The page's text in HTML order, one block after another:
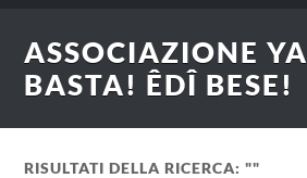
ASSOCIAZIONE YA
BASTA! ÊDÎ BESE!
RISULTATI DELLA RICERCA: ""